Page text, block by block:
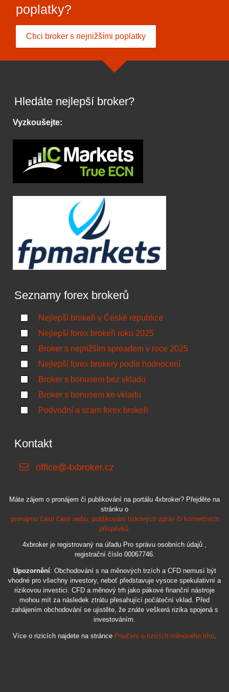
poplatky?
Chci broker s nejnižšími poplatky
Hledáte nejlepší broker?
Vyzkoušejte:
Seznamy forex brokerů
Nejlepší brokeři v České republice
Nejlepší forex brokeři roku 2025
Broker s nejnižším spreadem v roce 2025
Nejlepší forex brokery podle hodnocení
Broker s bonusem bez vkladu
Broker s bonusem ke vkladu
Podvodní a scam forex brokeři
Kontakt
office@4xbroker.cz
Máte zájem o pronájem či publikování na portálu 4xbroker? Přejděte na
stránku o
pronájmu části části webu, publikování tiskových zpráv či komerčních
příspěvků.
4xbroker je registrovaný na úřadu Pro správu osobních údajů ,
registrační číslo 00067746.
Upozornění: Obchodování s na měnových trzích a CFD nemusí být
vhodné pro všechny investory, neboť představuje vysoce spekulativní a
rizikovou investici. CFD a měnový trh jako pákové finanční nástroje
mohou mít za následek ztrátu přesahující počáteční vklad. Před
zahájením obchodování se ujistěte, že znáte veškerá rizika spojená s
investováním.
Více o rizicích najdete na stránce Poučení o rizicích měnového trhu.